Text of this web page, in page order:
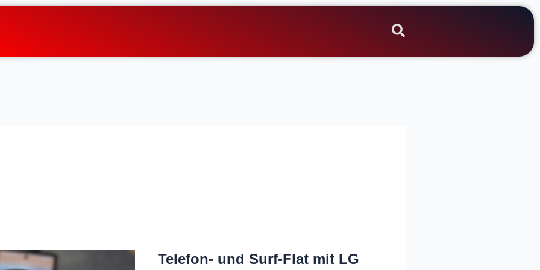
Telefon- und Surf-Flat mit LG